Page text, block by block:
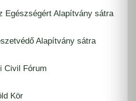
Egészségért Alapítvány sátra
Alapítvány sátra
Civil Fórum
Kör